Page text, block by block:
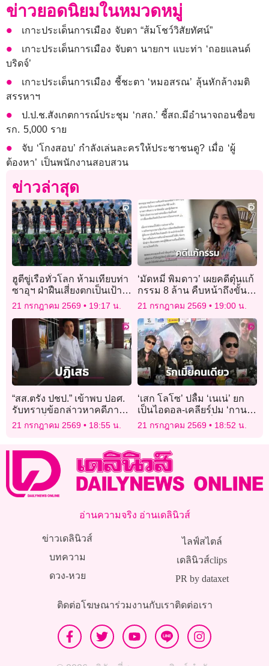
ข่าวยอดนิยมในหมวดหมู่
เกาะประเด็นการเมือง จับตา “ส้มโชว์วิสัยทัศน์”
เกาะประเด็นการเมือง จับตา นายกฯ แบะท่า ‘ถอยแลนด์
บริดจ์’
เกาะประเด็นการเมือง ชี้ชะตา ‘หมอสรณ’ ลุ้นหักล้างมติ
สรรหาฯ
ป.ป.ช.สังเกตการณ์ประชุม ‘กสถ.’ ชี้สถ.มีอำนาจถอนชื่อข
รก. 5,000 ราย
จับ ‘โกงสอบ’ กำลังเล่นละครให้ประชาชนดู? เมื่อ ‘ผู้
ต้องหา’ เป็นพนักงานสอบสวน
ข่าวล่าสุด
ฮูตีขู่เรือทั่วโลก ห้ามเทียบท่า
ซาอุฯ ฝ่าฝืนเสี่ยงตกเป็นเป้า
โจมตี
21 กรกฎาคม 2569 19:17 น.
‘มัดหมี่ พิมดาว’ เผยคดีตุ๋นแก้
กรรม 8 ล้าน คืบหน้าถึงขั้น
ยึดทรัพย์ ‘อาจารย์ ต.’ แล้ว
21 กรกฎาคม 2569 19:00 น.
“สส.ตรัง ปชป.” เข้าพบ ปอศ.
รับทราบข้อกล่าวหาคดีภาษี
มูลค่าเพิ่ม 6.6 ล้าน ปฏิเสธทุก
21 กรกฎาคม 2569 18:55 น.
‘เสก โลโซ’ ปลื้ม ‘เนเน่’ ยก
เป็นไอดอล-เคลียร์ปม ‘กานต์’
ขายบ้านประกาศลั่นรักเมีย
คนเดียว!
21 กรกฎาคม 2569 18:52 น.
อ่านความจริง อ่านเดลินิวส์
ข่าวเดลินิวส์
บทความ
ดวง-หวย
ไลฟ์สไตล์
เดลินิวส์clips
PR by dataxet
ติดต่อโฆษณาร่วมงานกับเราติดต่อเรา